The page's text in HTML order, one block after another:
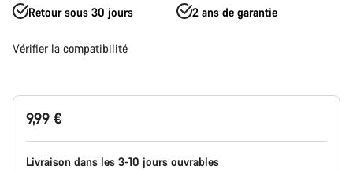
Retour sous 30 jours 2 ans de garantie
Vérifier la compatibilité
Configuration
9,99 €
Livraison dans les 3-10 jours ouvrables